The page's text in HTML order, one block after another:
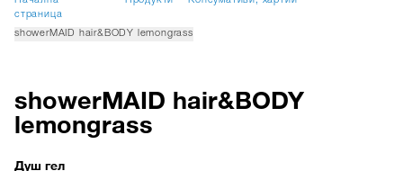
страница
showerMAID hair&BODY lemongrass
showerMAID hair&BODY
lemongrass
Душ гел